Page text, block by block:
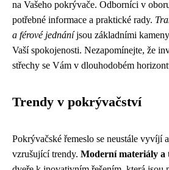
na Vašeho pokrývače. Odborníci v
potřebné informace a praktické rady.
a férové jednáníjsou základními
Vaší spokojenosti. Nezapomínejte, že
střechy se Vám v dlouhodobém
Trendy v pokrývačství
Pokrývačské řemeslo se neustále vyvíjí
vzrušující trendy. Moderní materiály a